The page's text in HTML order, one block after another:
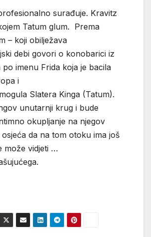
surađuje. Kravitz
Tatum glum. Prema
– koji obilježava
debi govori o konobarici iz
po imenu Frida koja je bacila
i
Slatera Kinga (Tatum).
unutarnji krug i bude
okupljanje na njegov
da na tom otoku ima još
može vidjeti …